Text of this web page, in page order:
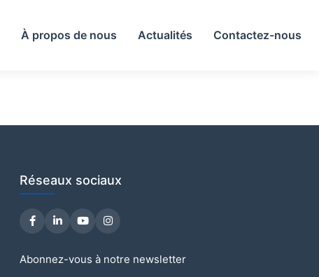
À propos de nous Actualités Contactez-nous
Réseaux sociaux
Abonnez-vous à notre newsletter